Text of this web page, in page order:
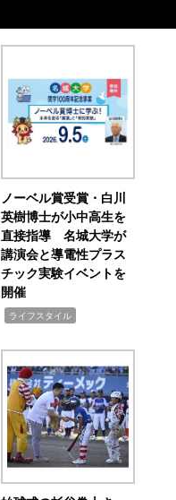
ノーベル賞受賞・白川
英樹博士が小中高生を
直接指導 名城大学が
講演会と導電性プラス
チック実験イベントを
開催
ライフスタイル